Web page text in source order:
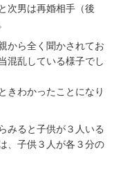
次男は再婚相手（後
から全く聞かされてお
混乱している様子でし
きわかったことになり
みると子供が３人いる
、子供３人が各３分の